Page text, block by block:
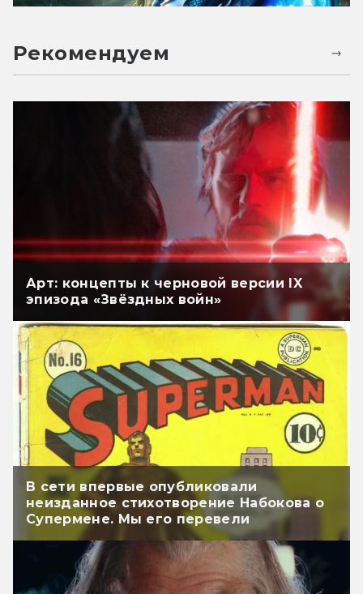
Рекомендуем
Арт: концепты к черновой версии IX
эпизода «Звёздных войн»
В сети впервые опубликовали
неизданное стихотворение Набокова о
Супермене. Мы его перевели